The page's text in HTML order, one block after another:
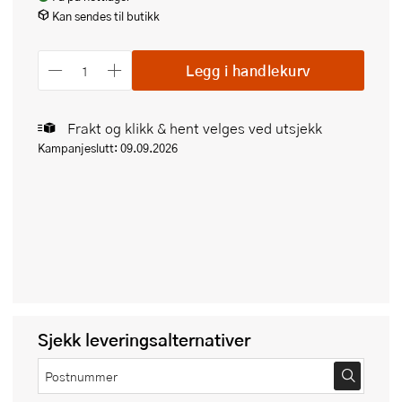
Kan sendes til butikk
Legg i handlekurv
Frakt og klikk & hent velges ved utsjekk
Kampanjeslutt: 09.09.2026
Sjekk leveringsalternativer